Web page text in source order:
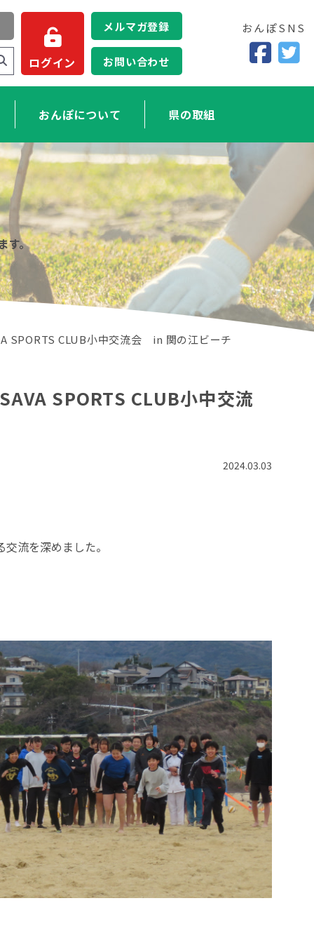
ログイン
おんぽについて 県の取組
メルマガ登録
お問い合わせ
おんぽSNS
す。
CLUB小中交流会 in 関の江ビーチ
SPORTS CLUB小中交流
2024.03.03
流を深めました。